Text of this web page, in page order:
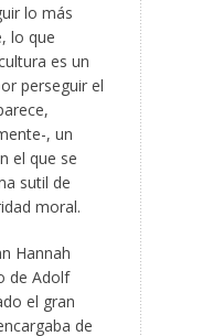
lo más
lo que
es un
perseguir el
, un
el que se
sutil de
moral.
Hannah
de Adolf
el gran
de